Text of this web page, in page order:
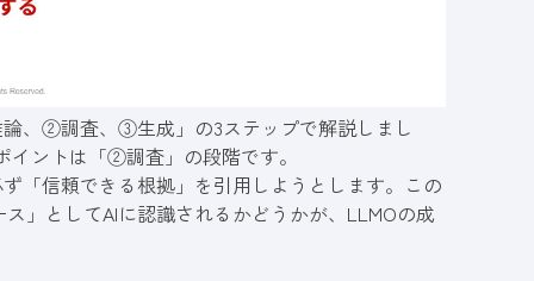
、②調査、③生成」の3ステップで解説しまし
ントは「②調査」の段階です。
「信頼できる根拠」を引用しようとします。この
」としてAIに認識されるかどうかが、LLMOの成